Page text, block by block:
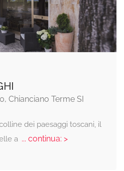
Chianciano Terme SI
dei paesaggi toscani, il
a ... continua: >